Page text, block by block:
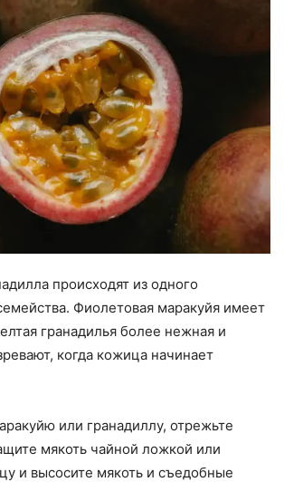
происходят из одного
Фиолетовая маракуйя имеет
гранадилья более нежная и
когда кожица начинает
или гранадиллу, отрежьте
мякоть чайной ложкой или
и высосите мякоть и съедобные